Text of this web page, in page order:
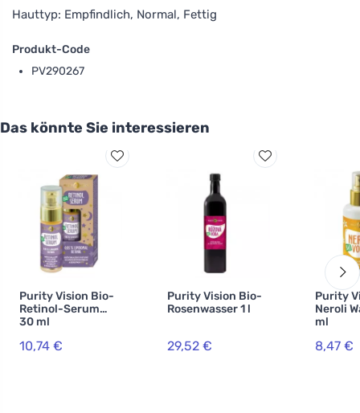
Hauttyp: Empfindlich, Normal, Fettig
Produkt-Code
PV290267
Das könnte Sie interessieren
Purity Vision Bio-
Retinol-Serum
30 ml
10,74 €
Purity Vision Bio-
Rosenwasser 1 l
29,52 €
Purity
Neroli
ml
8,47 €